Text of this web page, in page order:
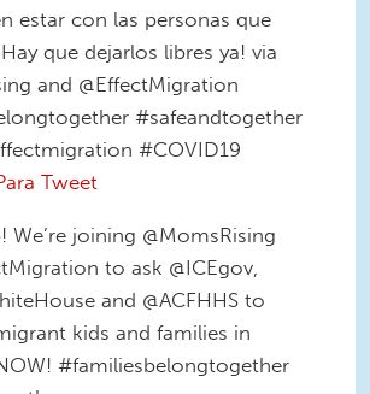
estar con las personas que
que dejarlos libres ya! via
and @EffectMigration
#safeandtogether
#COVID19
Tweet
We’re joining @MomsRising
to ask @ICEgov,
and @ACFHHS to
kids and families in
#familiesbelongtogether